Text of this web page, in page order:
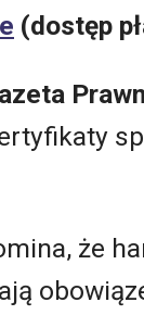
(dostęp
że